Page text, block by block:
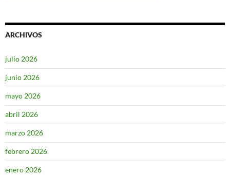
ARCHIVOS
julio 2026
junio 2026
mayo 2026
abril 2026
marzo 2026
febrero 2026
enero 2026